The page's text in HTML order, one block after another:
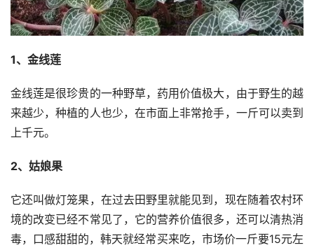
1、金线莲
金线莲是很珍贵的一种野草，药用价值极大，由于野生的越
来越少，种植的人也少，在市面上非常抢手，一斤可以卖到
上千元。
2、姑娘果
它还叫做灯笼果，在过去田野里就能见到，现在随着农村环
境的改变已经不常见了，它的营养价值很多，还可以清热消
毒，口感甜甜的，韩天就经常买来吃，市场价一斤要15元左